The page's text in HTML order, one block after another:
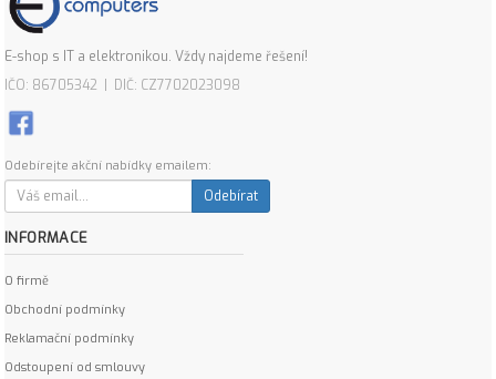
E-shop s IT a elektronikou. Vždy najdeme řešení!
IČO: 86705342 | DIČ: CZ7702023098
Odebírejte akční nabídky emailem:
Odebírat
INFORMACE
O firmě
Obchodní podmínky
Reklamační podmínky
Odstoupení od smlouvy